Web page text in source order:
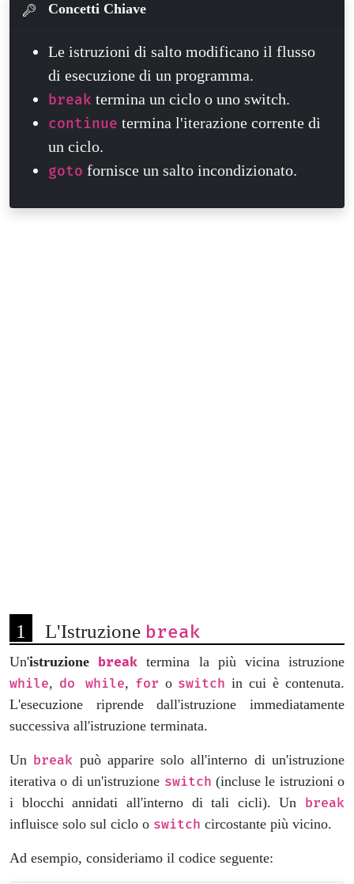
Concetti Chiave
Le istruzioni di salto modificano il flusso
di esecuzione di un programma.
break termina un ciclo o uno switch.
continue termina l'iterazione corrente di
un ciclo.
goto fornisce un salto incondizionato.
L'Istruzione break
Un'istruzione break termina la più vicina istruzione
while, do while, for o switch in cui è contenuta.
L'esecuzione riprende dall'istruzione immediatamente
successiva all'istruzione terminata.
Un break può apparire solo all'interno di un'istruzione
iterativa o di un'istruzione switch (incluse le istruzioni o
i blocchi annidati all'interno di tali cicli). Un break
influisce solo sul ciclo o switch circostante più vicino.
Ad esempio, consideriamo il codice seguente: